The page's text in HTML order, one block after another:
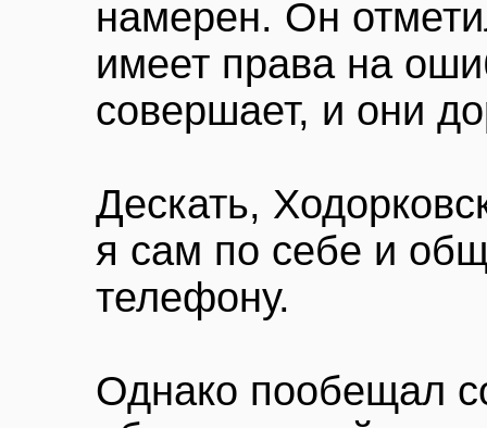
намерен. Он
имеет права на
совершает, и они
Дескать,
я сам по себе и
телефону.
Однако пообещал